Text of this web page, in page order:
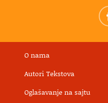
O nama
Autori Tekstova
Oglašavanje na sajtu